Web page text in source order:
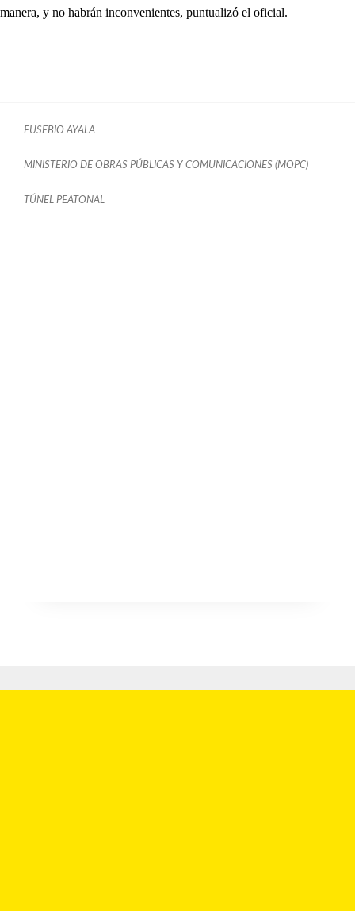
manera, y no habrán inconvenientes, puntualizó el oficial.
EUSEBIO AYALA
MINISTERIO DE OBRAS PÚBLICAS Y COMUNICACIONES (MOPC)
TÚNEL PEATONAL